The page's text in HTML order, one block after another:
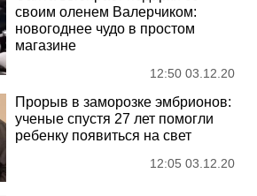
своим оленем Валерчиком:
новогоднее чудо в простом
магазине
12:50 03.12.20
Прорыв в заморозке эмбрионов:
ученые спустя 27 лет помогли
ребенку появиться на свет
12:05 03.12.20